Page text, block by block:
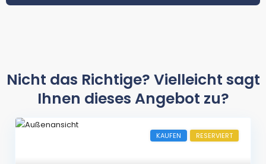
Nicht das Richtige? Vielleicht sagt
Ihnen dieses Angebot zu?​
KAUFEN RESERVIERT